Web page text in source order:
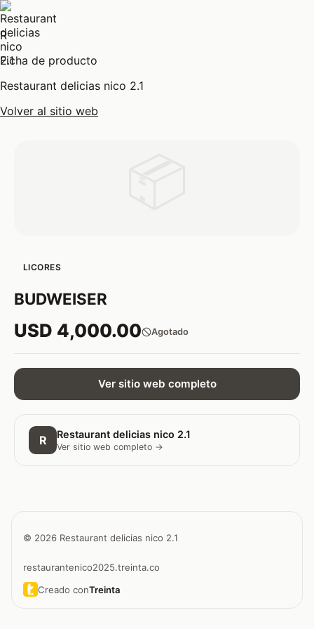
R
Ficha de producto
Restaurant delicias nico 2.1
Volver al sitio web
LICORES
BUDWEISER
USD 4,000.00 Agotado
Ver sitio web completo
R Restaurant delicias nico 2.1
Ver sitio web completo →
© 2026 Restaurant delicias nico 2.1
restaurantenico2025.treinta.co
Creado conTreinta